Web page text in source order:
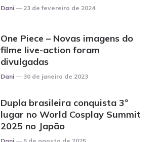
Posted
Dani 23 de fevereiro de 2024
One Piece – Novas imagens do
filme live-action foram
divulgadas
Posted
Dani 30 de janeiro de 2023
Dupla brasileira conquista 3º
lugar no World Cosplay Summit
2025 no Japão
Posted